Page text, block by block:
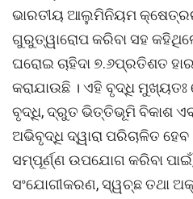
ଭାରତୀୟ ଆଲୁମିନିୟମ
ଗୁରୁତ୍ୱାରୋପ କରିବା ସହ
ଘରୋଇ ଚାହିଦା ୭.୬ପ୍ରତିଶତ
କରାଯାଉଛି । ଏହି ବୃଦ୍ଧି
ବୃଦ୍ଧି, ଦ୍ରୁତ ଭିତ୍ତିଭୂମି ବିକାଶ
ଅଭିବୃଦ୍ଧି ଦ୍ୱାରା ପରିଚାଳିତ
ସମ୍ପୂର୍ଣ୍ଣ ଉପଯୋଗ କରିବା
ସଂଯୋଗୀକରଣ, ସ୍ୱଚ୍ଛ ତଥା